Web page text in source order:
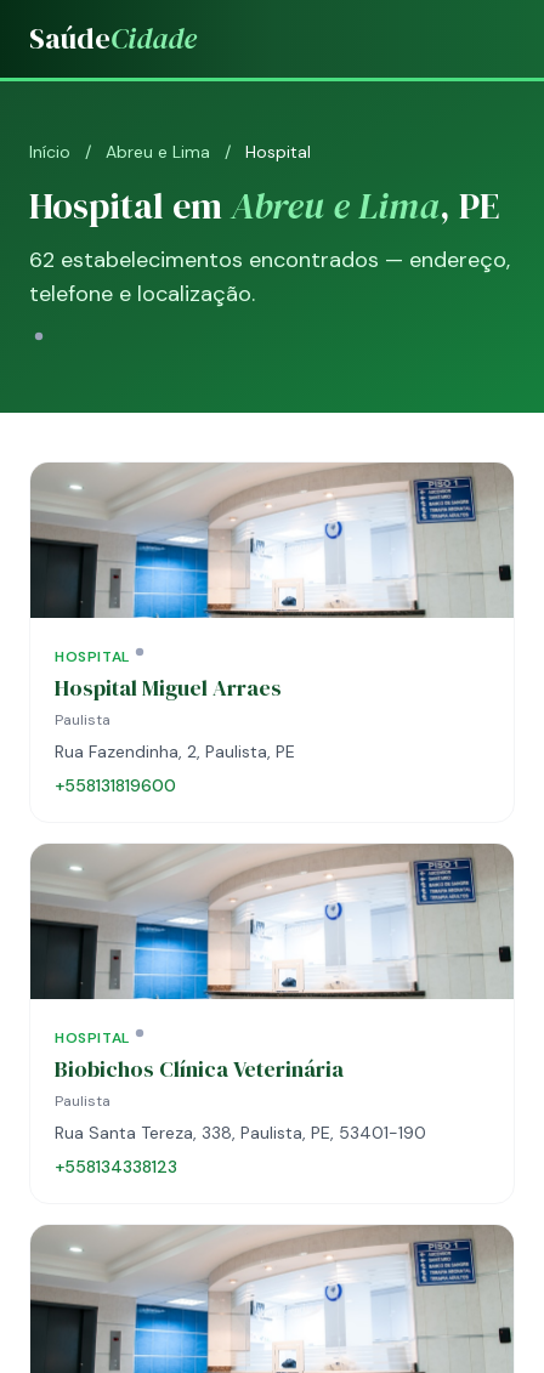
SaúdeCidade
Início / Abreu e Lima / Hospital
Hospital emAbreu e Lima, PE
62 estabelecimentos encontrados — endereço,
telefone e localização.
HOSPITAL
Hospital Miguel Arraes
Paulista
Rua Fazendinha, 2, Paulista, PE
+558131819600
HOSPITAL
Biobichos Clínica Veterinária
Paulista
Rua Santa Tereza, 338, Paulista, PE, 53401-190
+558134338123